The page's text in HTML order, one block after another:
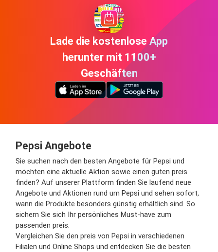
Lade die kostenlose App
herunter mit 1100+
Geschäften
Pepsi Angebote
Sie suchen nach den besten Angebote für Pepsi und
möchten eine aktuelle Aktion sowie einen guten preis
finden? Auf unserer Plattform finden Sie laufend neue
Angebote und Aktionen rund um Pepsi und sehen sofort,
wann die Produkte besonders günstig erhältlich sind. So
sichern Sie sich Ihr persönliches Must-have zum
passenden preis.
Vergleichen Sie den preis von Pepsi in verschiedenen
Filialen und Online Shops und entdecken Sie die besten